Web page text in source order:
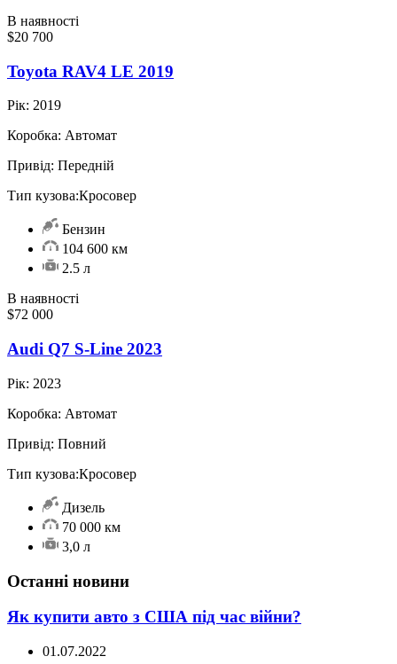
В наявності
$20 700
Toyota RAV4 LE 2019
Рік: 2019
Коробка: Автомат
Привід: Передній
Тип кузова:Кросовер
Бензин
104 600 км
2.5 л
В наявності
$72 000
Audi Q7 S-Line 2023
Рік: 2023
Коробка: Автомат
Привід: Повний
Тип кузова:Кросовер
Дизель
70 000 км
3,0 л
Останні новини
Як купити авто з США під час війни?
01.07.2022